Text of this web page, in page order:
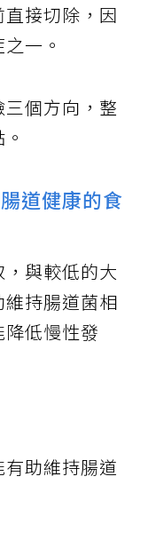
接切除，因
一。
個方向，整
道健康的食
與較低的大
持腸道菌相
低慢性發
助維持腸道